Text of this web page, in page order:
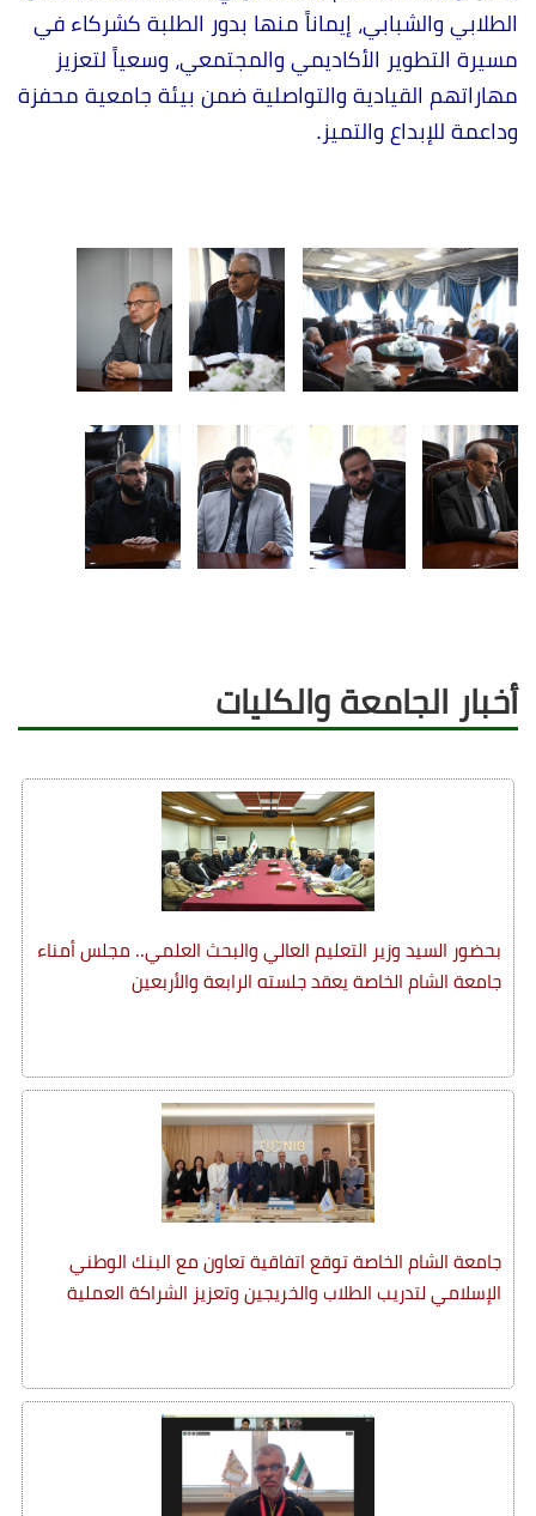
الطلابي والشبابي، إيماناً منها بدور الطلبة كشركاء في
مسيرة التطوير الأكاديمي والمجتمعي، وسعياً لتعزيز
مهاراتهم القيادية والتواصلية ضمن بيئة جامعية محفزة
وداعمة للإبداع والتميز.
أخبار الجامعة والكليات
بحضور السيد وزير التعليم العالي والبحث العلمي.. مجلس أمناء
جامعة الشام الخاصة يعقد جلسته الرابعة والأربعين
جامعة الشام الخاصة توقع اتفاقية تعاون مع البنك الوطني
الإسلامي لتدريب الطلاب والخريجين وتعزيز الشراكة العملية